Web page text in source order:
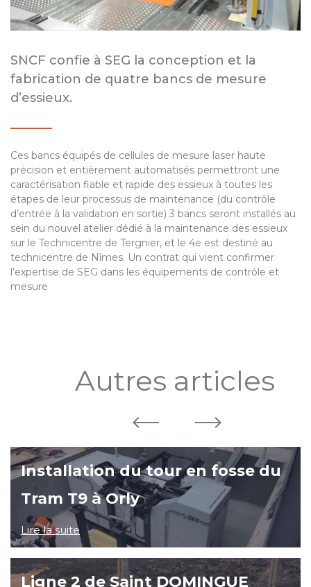
SNCF confie à SEG la conception et la
fabrication de quatre bancs de mesure
d’essieux.
Ces bancs équipés de cellules de mesure laser haute
précision et entièrement automatisés permettront une
caractérisation fiable et rapide des essieux à toutes les
étapes de leur processus de maintenance (du contrôle
d’entrée à la validation en sortie) 3 bancs seront installés au
sein du nouvel atelier dédié à la maintenance des essieux
sur le Technicentre de Tergnier, et le 4e est destiné au
technicentre de Nîmes. Un contrat qui vient confirmer
l’expertise de SEG dans les équipements de contrôle et
mesure
Autres articles
Installation du tour en fosse du
Tram T9 à Orly
Lire la suite
Ligne 2 de Saint DOMINGUE